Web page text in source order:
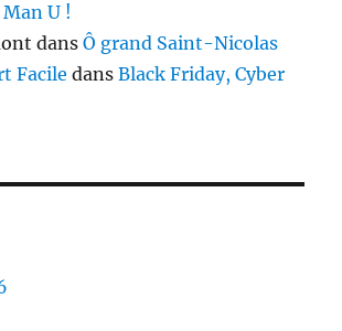
U !
dansÔ grand Saint-Nicolas
Facile dansBlack Friday, Cyber